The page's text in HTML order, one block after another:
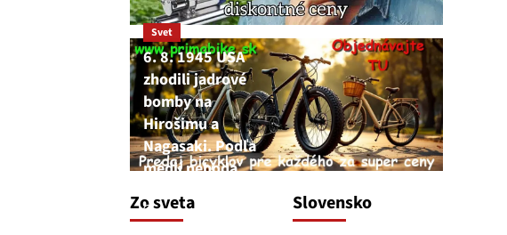
Zo sveta
Svet
6. 8. 1945 USA
zhodili jadrové
bomby na
Hirošimu a
Nagasaki. Podľa
médií nehoda
6. augusta 2026
Slovensko